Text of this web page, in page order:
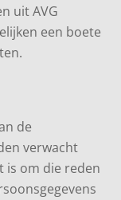
uit AVG
een boete
de
verwacht
is om die reden